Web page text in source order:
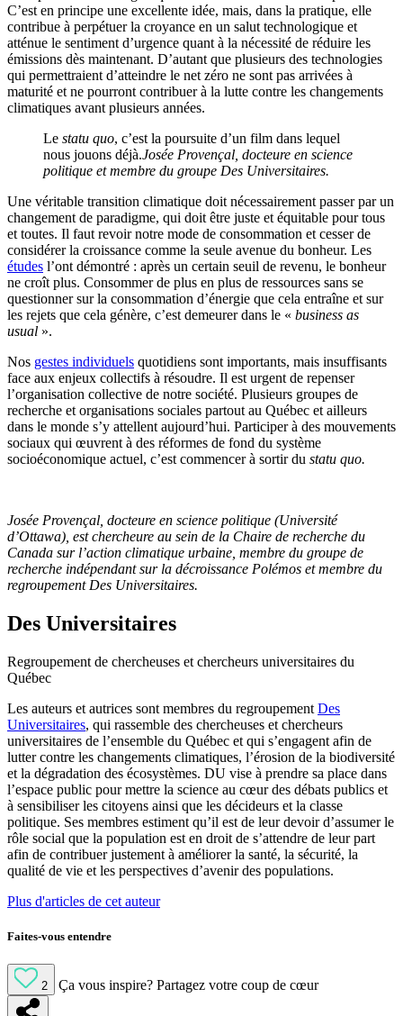
C’est en principe une excellente idée, mais, dans la pratique, elle
contribue à perpétuer la croyance en un salut technologique et
atténue le sentiment d’urgence quant à la nécessité de réduire les
émissions dès maintenant. D’autant que plusieurs des technologies
qui permettraient d’atteindre le net zéro ne sont pas arrivées à
maturité et ne pourront contribuer à la lutte contre les changements
climatiques avant plusieurs années.
Le statu quo, c’est la poursuite d’un film dans lequel
nous jouons déjà.Josée Provençal, docteure en science
politique et membre du groupe Des Universitaires.
Une véritable transition climatique doit nécessairement passer par un
changement de paradigme, qui doit être juste et équitable pour tous
et toutes. Il faut revoir notre mode de consommation et cesser de
considérer la croissance comme la seule avenue du bonheur. Les
études l’ont démontré : après un certain seuil de revenu, le bonheur
ne croît plus. Consommer de plus en plus de ressources sans se
questionner sur la consommation d’énergie que cela entraîne et sur
les rejets que cela génère, c’est demeurer dans le « business as
usual ».
Nos gestes individuels quotidiens sont importants, mais insuffisants
face aux enjeux collectifs à résoudre. Il est urgent de repenser
l’organisation collective de notre société. Plusieurs groupes de
recherche et organisations sociales partout au Québec et ailleurs
dans le monde s’y attellent aujourd’hui. Participer à des mouvements
sociaux qui œuvrent à des réformes de fond du système
socioéconomique actuel, c’est commencer à sortir du statu quo.
Josée Provençal, docteure en science politique (Université
d’Ottawa), est chercheure au sein de la Chaire de recherche du
Canada sur l’action climatique urbaine, membre du groupe de
recherche indépendant sur la décroissance Polémos et membre du
regroupement Des Universitaires.
Des Universitaires
Regroupement de chercheuses et chercheurs universitaires du
Québec
Les auteurs et autrices sont membres du regroupement Des
Universitaires, qui rassemble des chercheuses et chercheurs
universitaires de l’ensemble du Québec et qui s’engagent afin de
lutter contre les changements climatiques, l’érosion de la biodiversité
et la dégradation des écosystèmes. DU vise à prendre sa place dans
l’espace public pour mettre la science au cœur des débats publics et
à sensibiliser les citoyens ainsi que les décideurs et la classe
politique. Ses membres estiment qu’il est de leur devoir d’assumer le
rôle social que la population est en droit de s’attendre de leur part
afin de contribuer justement à améliorer la santé, la sécurité, la
qualité de vie et les perspectives d’avenir des populations.
Plus d'articles de cet auteur
Faites-vous entendre
2 Ça vous inspire? Partagez votre coup de cœur